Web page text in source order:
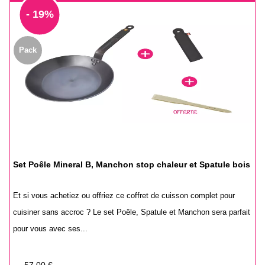
- 19%
Set Poêle Mineral B, Manchon stop chaleur et Spatule bois
Et si vous achetiez ou offriez ce coffret de cuisson complet pour
cuisiner sans accroc ? Le set Poêle, Spatule et Manchon sera parfait
pour vous avec ses...
Pack